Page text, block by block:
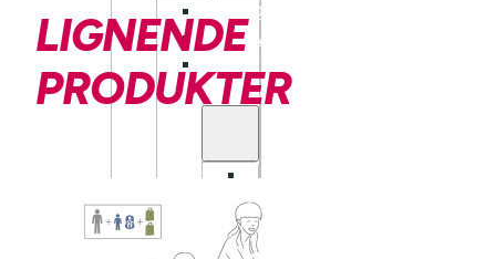
FRONTBÆRENDE
LONGTAIL
LASTESYKKEL
TILBEHØR
BIKES
TILBEHØR
LIGNENDE
PRODUKTER